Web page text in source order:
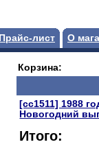
Прайс-лист О
Корзина:
[сс1511] 1988
Новогодний
Итого: